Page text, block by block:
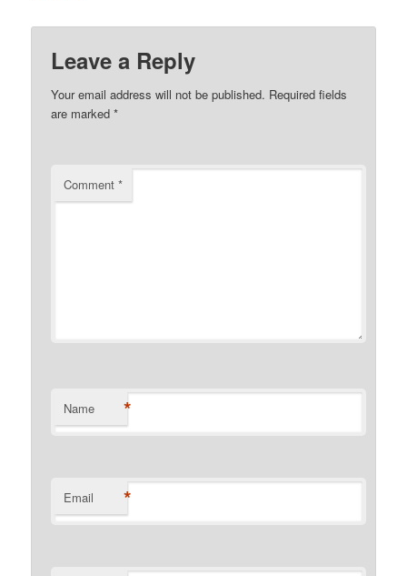
Leave a Reply
Your email address will not be published. Required fields
are marked*
Comment*
Name *
Email *